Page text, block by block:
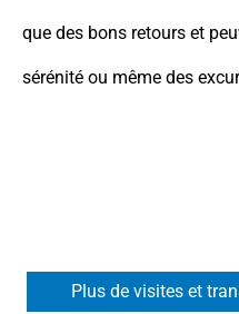
que des bons retours et
sérénité ou même des
Plus de visites et